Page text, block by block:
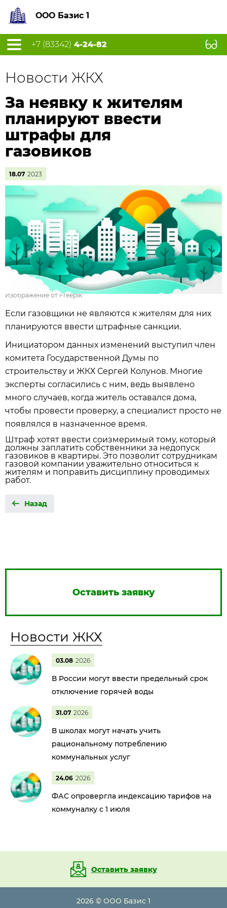
ООО Базис 1
+7 (83342) 4-24-82
Новости ЖКХ
За неявку к жителям
планируют ввести
штрафы для
газовиков
18.07 2023
Изображение от Freepik
Если газовщики не являются к жителям для них
планируются ввести штрафные санкции.
Инициатором данных изменений выступил член
комитета Государственной Думы по
строительству и ЖКХ Сергей Колунов. Многие
эксперты согласились с ним, ведь выявлено
много случаев, когда житель оставался дома,
чтобы провести проверку, а специалист просто не
появлялся в назначенное время.
Штраф хотят ввести соизмеримый тому, который
должны заплатить собственники за недопуск
газовиков в квартиры. Это позволит сотрудникам
газовой компании уважительно относиться к
жителям и поправить дисциплину проводимых
работ.
Назад
Оставить заявку
Новости ЖКХ
03.08 2026
В России могут ввести предельный срок
отключение горячей воды
31.07 2026
В школах могут начать учить
рациональному потреблению
коммунальных услуг
24.06 2026
ФАС опровергла индексацию тарифов на
коммуналку с 1 июля
Оставить заявку
2026 © ООО Базис 1